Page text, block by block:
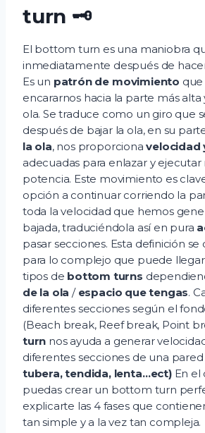
turn 🗝
El bottom turn es una maniobra
inmediatamente después de
Es un patrón de movimiento
encararnos hacia la parte más
ola. Se traduce como un giro que
después de bajar la ola, en su
la ola, nos proporcionavelocidad
adecuadas para enlazar y
potencia. Este movimiento es
opción a continuar corriendo la
toda la velocidad que hemos
bajada, traduciéndola así en pura
pasar secciones. Esta definición
para lo complejo que puede llegar
tipos de bottom turns
de la ola / espacio que tengas.
diferentes secciones según el
(Beach break, Reef break, Point
turn nos ayuda a generar
diferentes secciones de una pared
tubera, tendida, lenta…ect)En el
puedas crear un bottom turn
explicarte las 4 fases que
tan simple y a la vez tan compleja.